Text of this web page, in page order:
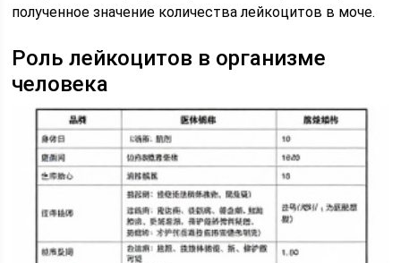
полученное значение количества лейкоцитов в моче.
Роль лейкоцитов в организме
человека